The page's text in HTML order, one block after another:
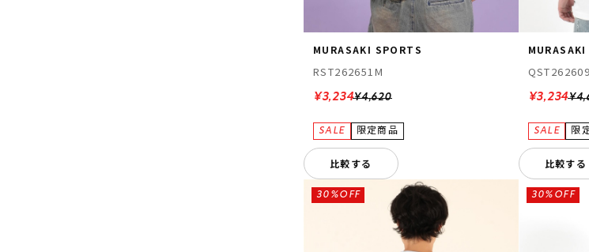
MURASAKI SPORTS
RST262651M
¥4,620
¥3,234
比較する
¥3,234
比較する
30%OFF 30%OFF